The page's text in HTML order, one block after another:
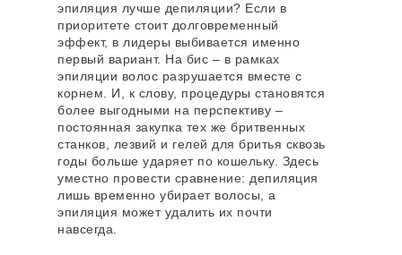
эпиляция лучше депиляции? Если в
приоритете стоит долговременный
эффект, в лидеры выбивается именно
первый вариант. На бис – в рамках
эпиляции волос разрушается вместе с
корнем. И, к слову, процедуры становятся
более выгодными на перспективу –
постоянная закупка тех же бритвенных
станков, лезвий и гелей для бритья сквозь
годы больше ударяет по кошельку. Здесь
уместно провести сравнение: депиляция
лишь временно убирает волосы, а
эпиляция может удалить их почти
навсегда.